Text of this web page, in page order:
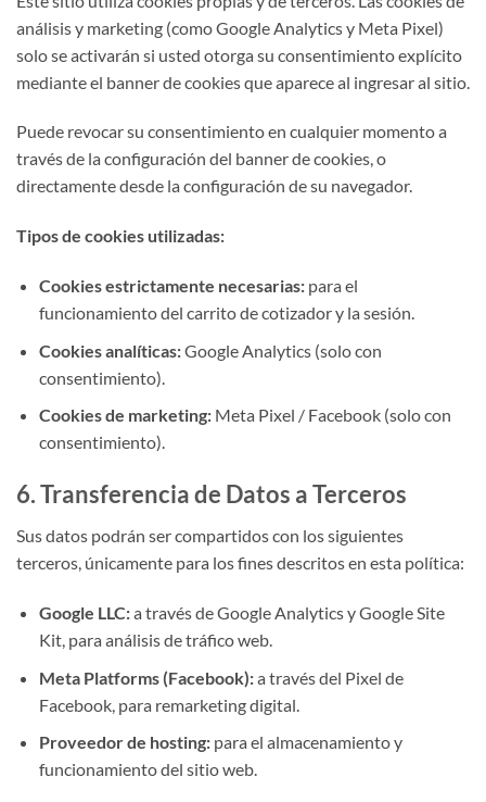
análisis y marketing (como Google Analytics y Meta Pixel)
solo se activarán si usted otorga su consentimiento explícito
mediante el banner de cookies que aparece al ingresar al sitio.
Puede revocar su consentimiento en cualquier momento a
través de la configuración del banner de cookies, o
directamente desde la configuración de su navegador.
Tipos de cookies utilizadas:
Cookies estrictamente necesarias: para el
funcionamiento del carrito de cotizador y la sesión.
Cookies analíticas:Google Analytics (solo con
consentimiento).
Cookies de marketing: Meta Pixel / Facebook (solo con
consentimiento).
6. Transferencia de Datos a Terceros
Sus datos podrán ser compartidos con los siguientes
terceros, únicamente para los fines descritos en esta política:
Google LLC:a través de Google Analytics y Google Site
Kit, para análisis de tráfico web.
Meta Platforms (Facebook):a través del Pixel de
Facebook, para remarketing digital.
Proveedor de hosting: para el almacenamiento y
funcionamiento del sitio web.